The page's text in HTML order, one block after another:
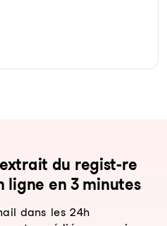
du re­gist-re
li­gne en 3 mi­nu­tes
dans les 24h